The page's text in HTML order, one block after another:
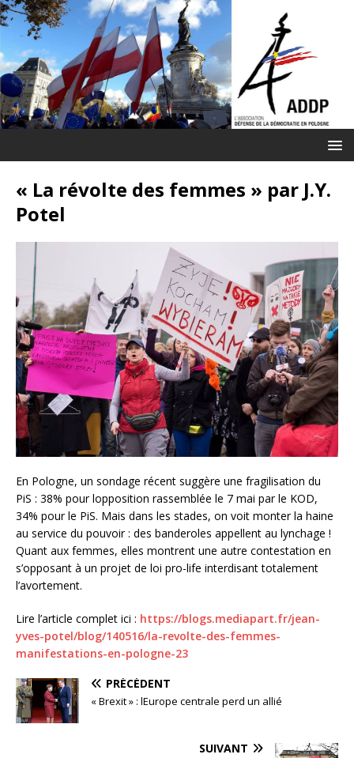
« La révolte des femmes » par J.Y.
Potel
En Pologne, un sondage récent suggère une fragilisation du
PiS : 38% pour lopposition rassemblée le 7 mai par le KOD,
34% pour le PiS. Mais dans les stades, on voit monter la haine
au service du pouvoir : des banderoles appellent au lynchage !
Quant aux femmes, elles montrent une autre contestation en
s’opposant à un projet de loi pro-life interdisant totalement
l’avortement.
Lire l’article complet ici : https://blogs.mediapart.fr/jean-
yves-potel/blog/140516/la-revolte-des-femmes-
manifestations-en-pologne-23
PRÉCÉDENT
« Brexit » : lEurope centrale perd un allié
SUIVANT